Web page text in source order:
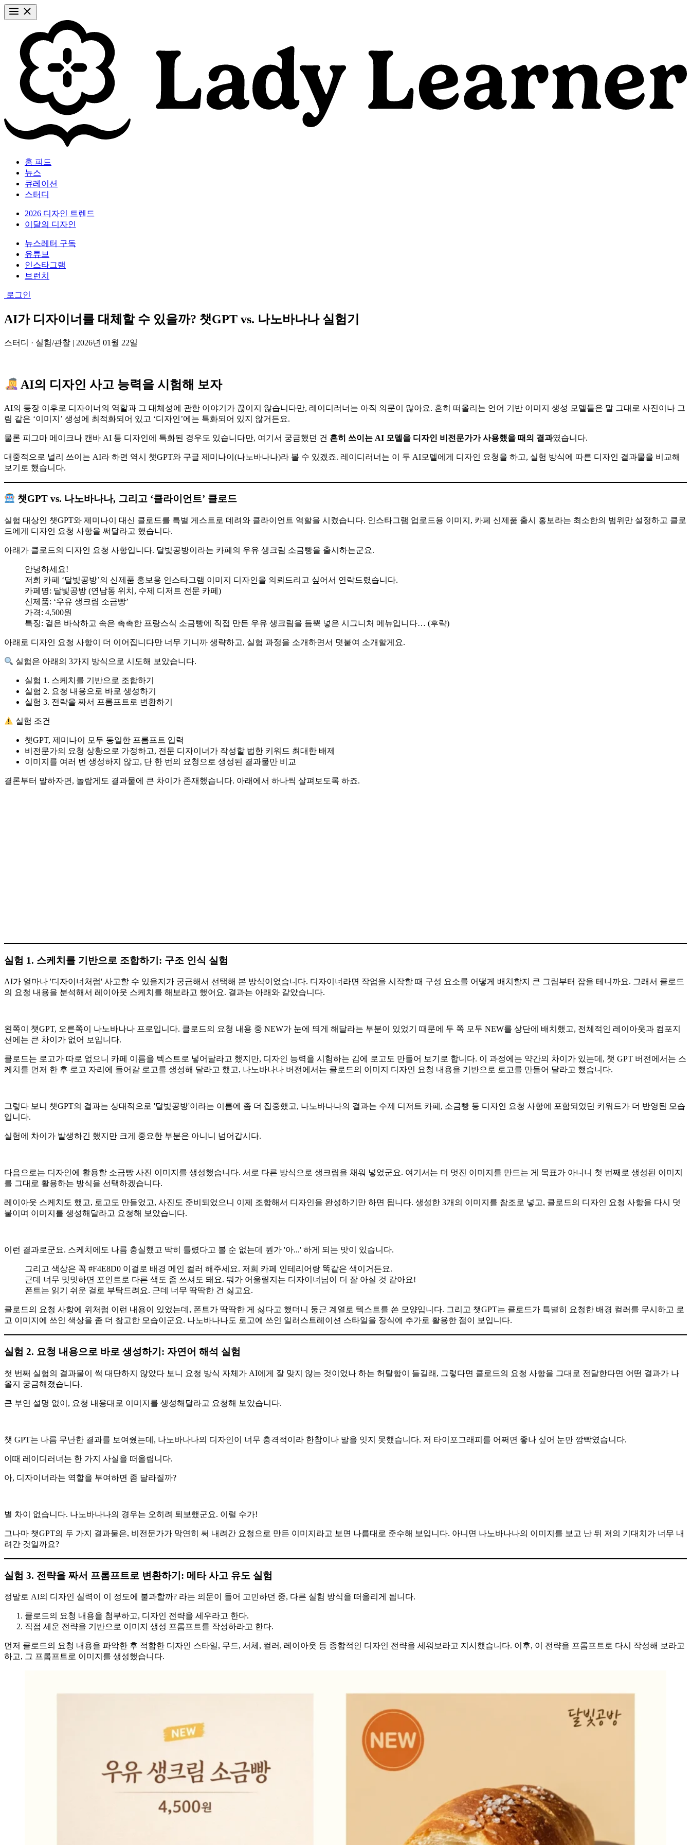
홈 피드
뉴스
큐레이션
스터디
2026 디자인 트렌드
이달의 디자인
뉴스레터 구독
유튜브
인스타그램
브런치
로그인
AI가 디자이너를 대체할 수 있을까? 챗GPT vs. 나노바나나 실험기
스터디 · 실험/관찰 | 2026년 01월 22일
AI의 디자인 사고 능력을 시험해 보자
AI의 등장 이후로 디자이너의 역할과 그 대체성에 관한 이야기가 끊이지 않습니다만, 레이디러너는 아직 의문이 많아요. 흔히 떠올리는 언어 기반 이미지 생성 모델들은 말 그대로 사진이나 그
림 같은 ‘이미지’ 생성에 최적화되어 있고 ‘디자인’에는 특화되어 있지 않거든요.
물론 피그마 메이크나 캔바 AI 등 디자인에 특화된 경우도 있습니다만, 여기서 궁금했던 건 흔히 쓰이는 AI 모델을 디자인 비전문가가 사용했을 때의 결과였습니다.
대중적으로 널리 쓰이는 AI라 하면 역시 챗GPT와 구글 제미나이(나노바나나)라 볼 수 있겠죠. 레이디러너는 이 두 AI모델에게 디자인 요청을 하고, 실험 방식에 따른 디자인 결과물을 비교해
보기로 했습니다.
챗GPT vs. 나노바나나, 그리고 ‘클라이언트’ 클로드
실험 대상인 챗GPT와 제미나이 대신 클로드를 특별 게스트로 데려와 클라이언트 역할을 시켰습니다. 인스타그램 업로드용 이미지, 카페 신제품 출시 홍보라는 최소한의 범위만 설정하고 클로
드에게 디자인 요청 사항을 써달라고 했습니다.
아래가 클로드의 디자인 요청 사항입니다. 달빛공방이라는 카페의 우유 생크림 소금빵을 출시하는군요.
안녕하세요!
저희 카페 ‘달빛공방’의 신제품 홍보용 인스타그램 이미지 디자인을 의뢰드리고 싶어서 연락드렸습니다.
카페명: 달빛공방 (연남동 위치, 수제 디저트 전문 카페)
신제품: ‘우유 생크림 소금빵’
가격: 4,500원
특징: 겉은 바삭하고 속은 촉촉한 프랑스식 소금빵에 직접 만든 우유 생크림을 듬뿍 넣은 시그니처 메뉴입니다… (후략)
아래로 디자인 요청 사항이 더 이어집니다만 너무 기니까 생략하고, 실험 과정을 소개하면서 덧붙여 소개할게요.
실험은 아래의 3가지 방식으로 시도해 보았습니다.
실험 1. 스케치를 기반으로 조합하기
실험 2. 요청 내용으로 바로 생성하기
실험 3. 전략을 짜서 프롬프트로 변환하기
실험 조건
챗GPT, 제미나이 모두 동일한 프롬프트 입력
비전문가의 요청 상황으로 가정하고, 전문 디자이너가 작성할 법한 키워드 최대한 배제
이미지를 여러 번 생성하지 않고, 단 한 번의 요청으로 생성된 결과물만 비교
결론부터 말하자면, 놀랍게도 결과물에 큰 차이가 존재했습니다. 아래에서 하나씩 살펴보도록 하죠.
실험 1. 스케치를 기반으로 조합하기: 구조 인식 실험
AI가 얼마나 '디자이너처럼' 사고할 수 있을지가 궁금해서 선택해 본 방식이었습니다. 디자이너라면 작업을 시작할 때 구성 요소를 어떻게 배치할지 큰 그림부터 잡을 테니까요. 그래서 클로드
의 요청 내용을 분석해서 레이아웃 스케치를 해보라고 했어요. 결과는 아래와 같았습니다.
왼쪽이 챗GPT, 오른쪽이 나노바나나 프로입니다. 클로드의 요청 내용 중 NEW가 눈에 띄게 해달라는 부분이 있었기 때문에 두 쪽 모두 NEW를 상단에 배치했고, 전체적인 레이아웃과 컴포지
션에는 큰 차이가 없어 보입니다.
클로드는 로고가 따로 없으니 카페 이름을 텍스트로 넣어달라고 했지만, 디자인 능력을 시험하는 김에 로고도 만들어 보기로 합니다. 이 과정에는 약간의 차이가 있는데, 챗 GPT 버전에서는 스
케치를 먼저 한 후 로고 자리에 들어갈 로고를 생성해 달라고 했고, 나노바나나 버전에서는 클로드의 이미지 디자인 요청 내용을 기반으로 로고를 만들어 달라고 했습니다.
그렇다 보니 챗GPT의 결과는 상대적으로 '달빛공방'이라는 이름에 좀 더 집중했고, 나노바나나의 결과는 수제 디저트 카페, 소금빵 등 디자인 요청 사항에 포함되었던 키워드가 더 반영된 모습
입니다.
실험에 차이가 발생하긴 했지만 크게 중요한 부분은 아니니 넘어갑시다.
다음으로는 디자인에 활용할 소금빵 사진 이미지를 생성했습니다. 서로 다른 방식으로 생크림을 채워 넣었군요. 여기서는 더 멋진 이미지를 만드는 게 목표가 아니니 첫 번째로 생성된 이미지
를 그대로 활용하는 방식을 선택하겠습니다.
레이아웃 스케치도 했고, 로고도 만들었고, 사진도 준비되었으니 이제 조합해서 디자인을 완성하기만 하면 됩니다. 생성한 3개의 이미지를 참조로 넣고, 클로드의 디자인 요청 사항을 다시 덧
붙이며 이미지를 생성해달라고 요청해 보았습니다.
이런 결과로군요. 스케치에도 나름 충실했고 딱히 틀렸다고 볼 순 없는데 뭔가 '아...' 하게 되는 맛이 있습니다.
그리고 색상은 꼭 #F4E8D0 이걸로 배경 메인 컬러 해주세요. 저희 카페 인테리어랑 똑같은 색이거든요.
근데 너무 밋밋하면 포인트로 다른 색도 좀 쓰셔도 돼요. 뭐가 어울릴지는 디자이너님이 더 잘 아실 것 같아요!
폰트는 읽기 쉬운 걸로 부탁드려요. 근데 너무 딱딱한 건 싫고요.
클로드의 요청 사항에 위처럼 이런 내용이 있었는데, 폰트가 딱딱한 게 싫다고 했더니 둥근 계열로 텍스트를 쓴 모양입니다. 그리고 챗GPT는 클로드가 특별히 요청한 배경 컬러를 무시하고 로
고 이미지에 쓰인 색상을 좀 더 참고한 모습이군요. 나노바나나도 로고에 쓰인 일러스트레이션 스타일을 장식에 추가로 활용한 점이 보입니다.
실험 2. 요청 내용으로 바로 생성하기: 자연어 해석 실험
첫 번째 실험의 결과물이 썩 대단하지 않았다 보니 요청 방식 자체가 AI에게 잘 맞지 않는 것이었나 하는 허탈함이 들길래, 그렇다면 클로드의 요청 사항을 그대로 전달한다면 어떤 결과가 나
올지 궁금해졌습니다.
큰 부연 설명 없이, 요청 내용대로 이미지를 생성해달라고 요청해 보았습니다.
챗 GPT는 나름 무난한 결과를 보여줬는데, 나노바나나의 디자인이 너무 충격적이라 한참이나 말을 잇지 못했습니다. 저 타이포그래피를 어쩌면 좋나 싶어 눈만 깜빡였습니다.
이때 레이디러너는 한 가지 사실을 떠올립니다.
아, 디자이너라는 역할을 부여하면 좀 달라질까?
별 차이 없습니다. 나노바나나의 경우는 오히려 퇴보했군요. 이럴 수가!
그나마 챗GPT의 두 가지 결과물은, 비전문가가 막연히 써 내려간 요청으로 만든 이미지라고 보면 나름대로 준수해 보입니다. 아니면 나노바나나의 이미지를 보고 난 뒤 저의 기대치가 너무 내
려간 것일까요?
실험 3. 전략을 짜서 프롬프트로 변환하기: 메타 사고 유도 실험
정말로 AI의 디자인 실력이 이 정도에 불과할까? 라는 의문이 들어 고민하던 중, 다른 실험 방식을 떠올리게 됩니다.
클로드의 요청 내용을 첨부하고, 디자인 전략을 세우라고 한다.
직접 세운 전략을 기반으로 이미지 생성 프롬프트를 작성하라고 한다.
먼저 클로드의 요청 내용을 파악한 후 적합한 디자인 스타일, 무드, 서체, 컬러, 레이아웃 등 종합적인 디자인 전략을 세워보라고 지시했습니다. 이후, 이 전략을 프롬프트로 다시 작성해 보라고
하고, 그 프롬프트로 이미지를 생성했습니다.